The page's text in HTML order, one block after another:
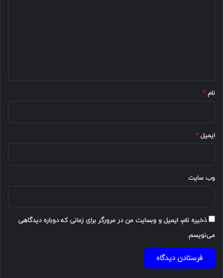
نام*
ایمیل*
وب‌ سایت
ذخیره نام، ایمیل و وبسایت من در مرورگر برای زمانی که دوباره دیدگاهی
می‌نویسم.